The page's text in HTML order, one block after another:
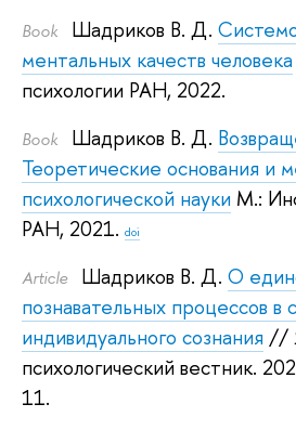
Book Шадриков В. Д.
ментальных качеств человека
психологии РАН, 2022.
Book Шадриков В. Д.
Теоретические основания и
психологической науки М.:
РАН, 2021. doi
Article Шадриков В. Д. О
познавательных процессов в
индивидуального сознания //
психологический вестник.
11.